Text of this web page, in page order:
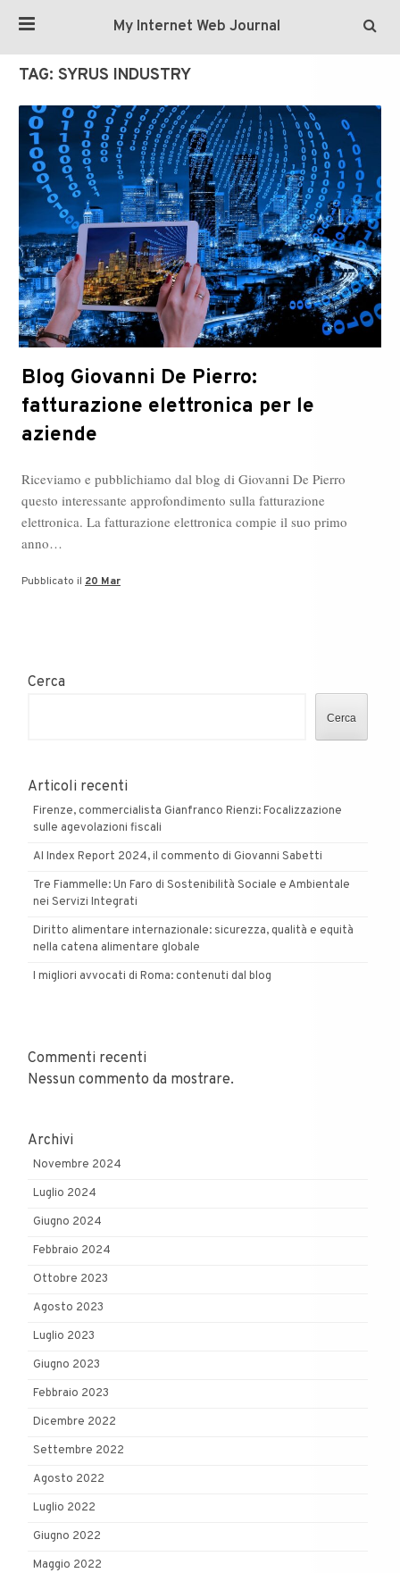
My Internet Web Journal
TAG: SYRUS INDUSTRY
Blog Giovanni De Pierro:
fatturazione elettronica per le
aziende
Riceviamo e pubblichiamo dal blog di Giovanni De Pierro
questo interessante approfondimento sulla fatturazione
elettronica. La fatturazione elettronica compie il suo primo
anno…
Pubblicato il 20 Mar
Cerca
Cerca
Articoli recenti
Firenze, commercialista Gianfranco Rienzi: Focalizzazione
sulle agevolazioni fiscali
AI Index Report 2024, il commento di Giovanni Sabetti
Tre Fiammelle: Un Faro di Sostenibilità Sociale e Ambientale
nei Servizi Integrati
Diritto alimentare internazionale: sicurezza, qualità e equità
nella catena alimentare globale
I migliori avvocati di Roma: contenuti dal blog
Commenti recenti
Nessun commento da mostrare.
Archivi
Novembre 2024
Luglio 2024
Giugno 2024
Febbraio 2024
Ottobre 2023
Agosto 2023
Luglio 2023
Giugno 2023
Febbraio 2023
Dicembre 2022
Settembre 2022
Agosto 2022
Luglio 2022
Giugno 2022
Maggio 2022